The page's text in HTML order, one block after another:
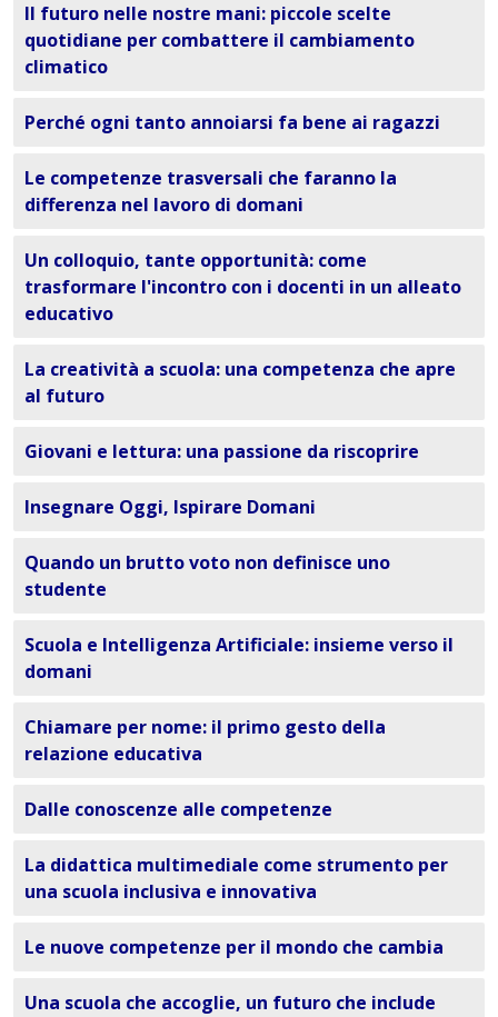
Il futuro nelle nostre mani: piccole scelte
quotidiane per combattere il cambiamento
climatico
Perché ogni tanto annoiarsi fa bene ai ragazzi
Le competenze trasversali che faranno la
differenza nel lavoro di domani
Un colloquio, tante opportunità: come
trasformare l'incontro con i docenti in un alleato
educativo
La creatività a scuola: una competenza che apre
al futuro
Giovani e lettura: una passione da riscoprire
Insegnare Oggi, Ispirare Domani
Quando un brutto voto non definisce uno
studente
Scuola e Intelligenza Artificiale: insieme verso il
domani
Chiamare per nome: il primo gesto della
relazione educativa
Dalle conoscenze alle competenze
La didattica multimediale come strumento per
una scuola inclusiva e innovativa
Le nuove competenze per il mondo che cambia
Una scuola che accoglie, un futuro che include